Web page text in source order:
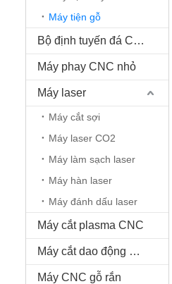
Máy tiện gỗ
Bộ định tuyến đá CNC
Máy phay CNC nhỏ
Máy laser
Máy cắt sợi
Máy laser CO2
Máy làm sạch laser
Máy hàn laser
Máy đánh dấu laser
Máy cắt plasma CNC
Máy cắt dao động CNC
Máy CNC gỗ rắn